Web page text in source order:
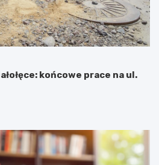
końcowe prace na ul.